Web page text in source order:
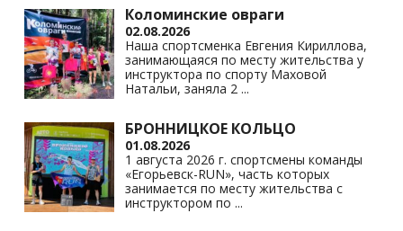
Коломинские овраги
02.08.2026
Наша спортсменка Евгения Кириллова,
занимающаяся по месту жительства у
инструктора по спорту Маховой
Натальи, заняла 2 ...
БРОННИЦКОЕ КОЛЬЦО
01.08.2026
1 августа 2026 г. спортсмены команды
«Егорьевск-RUN», часть которых
занимается по месту жительства с
инструктором по ...